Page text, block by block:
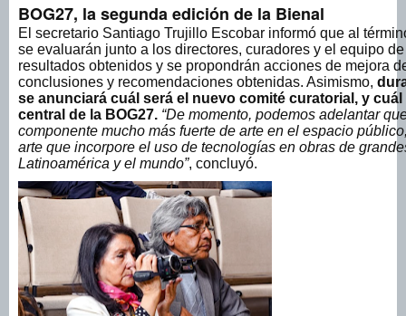
BOG27, la segunda edición de la Bienal
El secretario Santiago Trujillo Escobar informó que al
se evaluarán junto a los directores, curadores y el equipo
resultados obtenidos y se propondrán acciones de mejora
conclusiones y recomendaciones obtenidas. Asimismo,
se anunciará cuál será el nuevo comité curatorial, y
central de la BOG27. “De momento, podemos adelantar
componente mucho más fuerte de arte en el espacio
arte que incorpore el uso de tecnologías en obras de
Latinoamérica y el mundo”, concluyó.